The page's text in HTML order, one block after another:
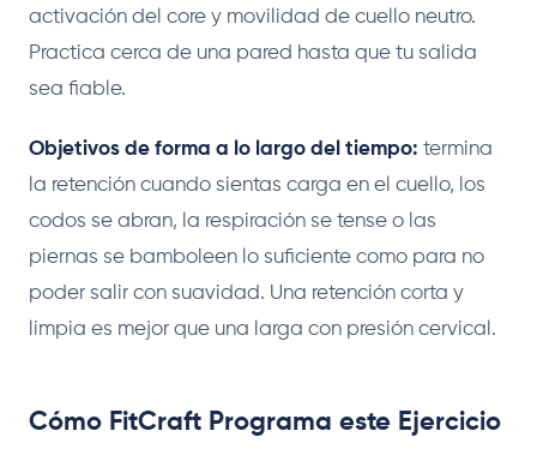
activación del core y movilidad de cuello neutro.
Practica cerca de una pared hasta que tu salida
sea fiable.
Objetivos de forma a lo largo del tiempo: termina
la retención cuando sientas carga en el cuello, los
codos se abran, la respiración se tense o las
piernas se bamboleen lo suficiente como para no
poder salir con suavidad. Una retención corta y
limpia es mejor que una larga con presión cervical.
Cómo FitCraft Programa este Ejercicio